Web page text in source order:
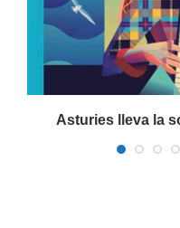
Asturies lleva la